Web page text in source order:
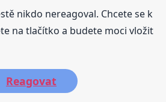
nikdo nereagoval. Chcete se k
na tlačítko a budete moci vložit
Reagovat